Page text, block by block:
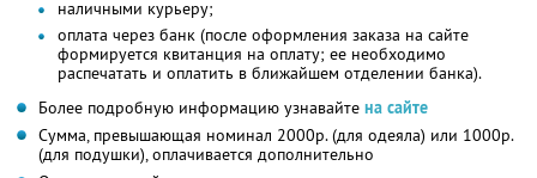
наличными курьеру;
оплата через банк (после оформления заказа на сайте
формируется квитанция на оплату; ее необходимо
распечатать и оплатить в ближайшем отделении банка).
Более подробную информацию узнавайте на сайте
Сумма, превышающая номинал 2000р. (для одеяла) или 1000р.
(для подушки), оплачивается дополнительно